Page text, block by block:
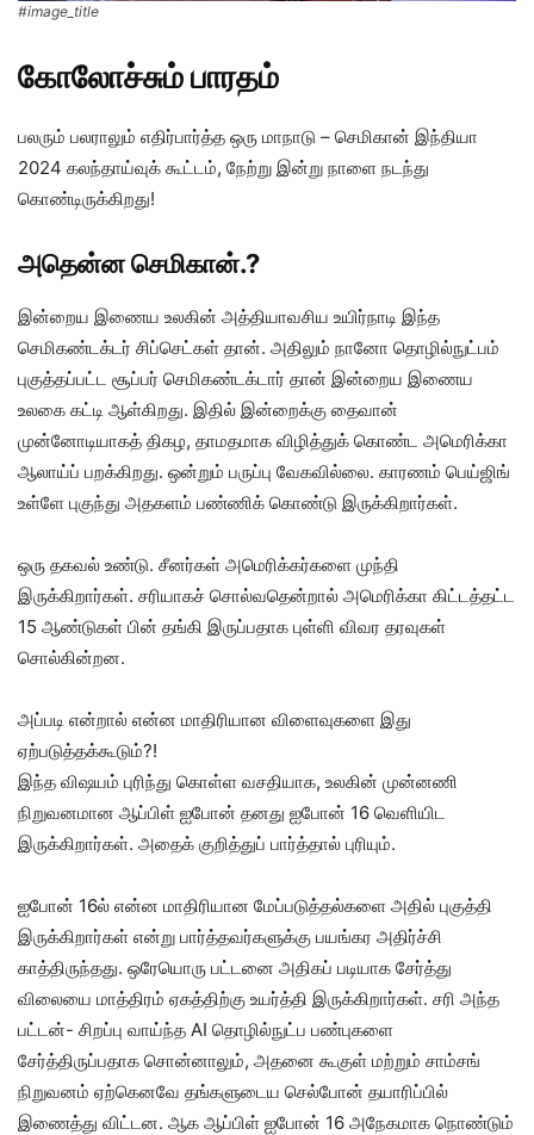
#image_title
கோலோச்சும் பாரதம்
பலரும் பலராலும் எதிர்பார்த்த ஒரு மாநாடு – செமிகான் இந்தியா
2024 கலந்தாய்வுக் கூட்டம், நேற்று இன்று நாளை நடந்து
கொண்டிருக்கிறது!
அதென்ன செமிகான்.?
இன்றைய இணைய உலகின் அத்தியாவசிய உயிர்நாடி இந்த
செமிகண்டக்டர் சிப்செட்கள் தான். அதிலும் நானோ தொழில்நுட்பம்
புகுத்தப்பட்ட சூப்பர் செமிகண்டக்டார் தான் இன்றைய இணைய
உலகை கட்டி ஆள்கிறது. இதில் இன்றைக்கு தைவான்
முன்னோடியாகத் திகழ, தாமதமாக விழித்துக் கொண்ட அமெரிக்கா
ஆலாய்ப் பறக்கிறது. ஒன்றும் பருப்பு வேகவில்லை. காரணம் பெய்ஜிங்
உள்ளே புகுந்து அதகளம் பண்ணிக் கொண்டு இருக்கிறார்கள்.
ஒரு தகவல் உண்டு. சீனர்கள் அமெரிக்கர்களை முந்தி
இருக்கிறார்கள். சரியாகச் சொல்வதென்றால் அமெரிக்கா கிட்டத்தட்ட
15 ஆண்டுகள் பின் தங்கி இருப்பதாக புள்ளி விவர தரவுகள்
சொல்கின்றன.
அப்படி என்றால் என்ன மாதிரியான விளைவுகளை இது
ஏற்படுத்தக்கூடும்?!
இந்த விஷயம் புரிந்து கொள்ள வசதியாக, உலகின் முன்னணி
நிறுவனமான ஆப்பிள் ஐபோன் தனது ஐபோன் 16 வெளியிட
இருக்கிறார்கள். அதைக் குறித்துப் பார்த்தால் புரியும்.
ஐபோன் 16ல் என்ன மாதிரியான மேப்படுத்தல்களை அதில் புகுத்தி
இருக்கிறார்கள் என்று பார்த்தவர்களுக்கு பயங்கர அதிர்ச்சி
காத்திருந்தது. ஒரேயொரு பட்டனை அதிகப் படியாக சேர்த்து
விலையை மாத்திரம் ஏகத்திற்கு உயர்த்தி இருக்கிறார்கள். சரி அந்த
பட்டன்- சிறப்பு வாய்ந்த AI தொழில்நுட்ப பண்புகளை
சேர்த்திருப்பதாக சொன்னாலும், அதனை கூகுள் மற்றும் சாம்சங்
நிறுவனம் ஏற்கெனவே தங்களுடைய செல்போன் தயாரிப்பில்
இணைத்து விட்டன. ஆக ஆப்பிள் ஐபோன் 16 அநேகமாக நொண்டும்